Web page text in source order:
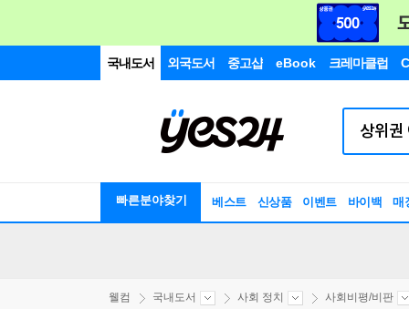
국내도서 외국도서 중고샵 eBook 크레마클럽
빠른분야찾기 베스트 신상품 이벤트 바이백 매
웰컴 국내도서 사회 정치 사회비평/비판